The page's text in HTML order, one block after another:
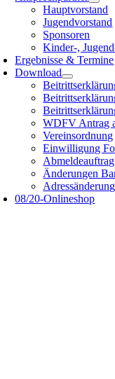
Hauptvorstand
Jugendvorstand
Sponsoren
Kinder-,
Ergebnisse & Termine
Download
WDFV Antrag
Vereinsordnung
Einwilligung
Änderungen
Adressänderung
08/20-Onlineshop